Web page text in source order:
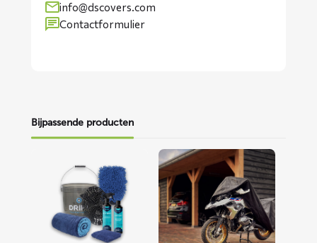
info@dscovers.com
Contactformulier
Bijpassende producten
Motorwaspakket
Lees
meer
over
ALFA
motorhoes